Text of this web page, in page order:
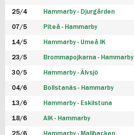
25/4 Hammarby - Djurgården
07/5 Piteå - Hammarby
14/5 Hammarby - Umeå IK
23/5 Brommapojkarna - Hammarby
30/5 Hammarby - Älvsjö
04/6 Bollstanäs - Hammarby
13/6 Hammarby - Eskilstuna
18/6 AIK - Hammarby